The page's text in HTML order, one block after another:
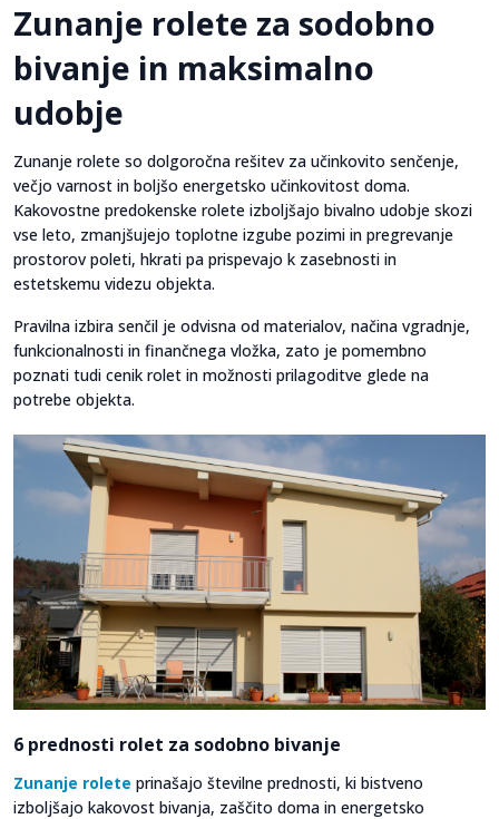
Zunanje rolete za sodobno
bivanje in maksimalno
udobje
Zunanje rolete so dolgoročna rešitev za učinkovito senčenje,
večjo varnost in boljšo energetsko učinkovitost doma.
Kakovostne predokenske rolete izboljšajo bivalno udobje skozi
vse leto, zmanjšujejo toplotne izgube pozimi in pregrevanje
prostorov poleti, hkrati pa prispevajo k zasebnosti in
estetskemu videzu objekta.
Pravilna izbira senčil je odvisna od materialov, načina vgradnje,
funkcionalnosti in finančnega vložka, zato je pomembno
poznati tudi cenik rolet in možnosti prilagoditve glede na
potrebe objekta.
6 prednosti rolet za sodobno bivanje
Zunanje rolete prinašajo številne prednosti, ki bistveno
izboljšajo kakovost bivanja, zaščito doma in energetsko